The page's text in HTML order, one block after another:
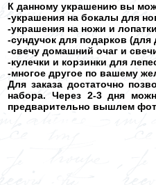
К данному украшению вы
-украшения на бокалы для
-украшения на ножи и
-сундучок для подарков (для
-свечу домашний очаг и
-кулечки и корзинки для
-многое другое по вашему
Для заказа достаточно
набора. Через 2-3 дня
предварительно вышлем